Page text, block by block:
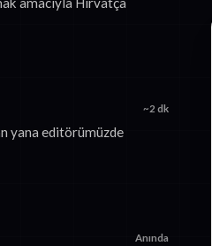
~2 dk
yana editörümüzde
Anında